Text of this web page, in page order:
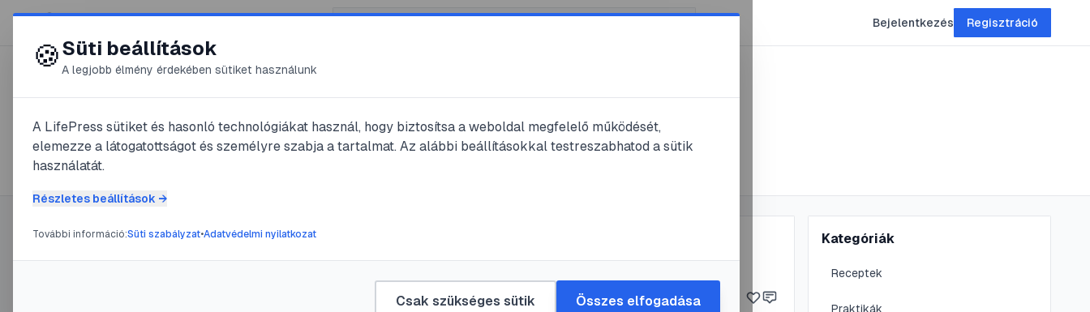
😍 LifePress Bejelentkezés Regisztráció
🏷️#krém
9cikk található ezzel a címkével
Címke információ #
2023. jan. 15.•1perc olvasás
Kategóriák
Receptek
Praktikák
🍪Süti beállítások
A legjobb élmény érdekében sütiket használunk
A LifePress sütiket és hasonló technológiákat használ, hogy biztosítsa a weboldal megfelelő működését,
elemezze a látogatottságot és személyre szabja a tartalmat. Az alábbi beállításokkal testreszabhatod a sütik
használatát.
Részletes beállítások →
További információ:Süti szabályzat•Adatvédelmi nyilatkozat
Csak szükséges sütik Összes elfogadása